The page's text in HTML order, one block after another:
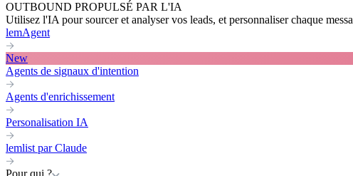
OUTBOUND PROPULSÉ PAR L'IA
Utilisez l'IA pour sourcer et analyser vos leads, et personnaliser chaque
lemAgent
New
Agents de signaux d'intention
Agents d'enrichissement
Personalisation IA
lemlist par Claude
Pour qui ?